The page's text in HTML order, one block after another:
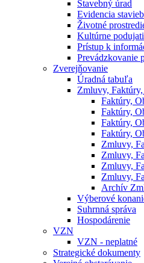
Stavebný úrad
Evidencia stavieb
Životné
Kultúrne
Prístup k
Prevádzkovanie
Zverejňovanie
Úradná tabuľa
Zmluvy,
Faktúry,
Faktúry,
Faktúry,
Faktúry,
Zmluvy,
Zmluvy,
Zmluvy,
Zmluvy,
Archív
Výberové
Suhrnná správa
Hospodárenie
VZN
VZN - neplatné
Strategické dokumenty